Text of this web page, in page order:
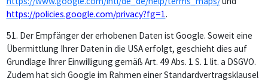
https://policies.google.com/privacy?fg=1.
51. Der Empfänger der erhobenen Daten ist Google. Soweit eine
Übermittlung Ihrer Daten in die USA erfolgt, geschieht dies auf
Grundlage Ihrer Einwilligung gemäß Art. 49 Abs. 1 S. 1 lit. a DSGVO.
Zudem hat sich Google im Rahmen einer Standardvertragsklausel